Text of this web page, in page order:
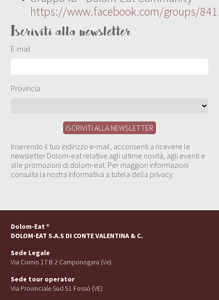
https://www.facebook.com/groups/
Iscriviti alla newsletter
E-mail
Provincia
Inserendo il tuo indirizzo e-mail, acconsenti a ricevere le
newsletter Dolom-eat relative agli ultime novità, agli eventi e
alle promozioni di dolom-eat. Per maggiori informazioni
consulta la nostra Informativa a tutela della privacy.
Dolom-Eat ®
DOLOM-EAT S.A.S DI CONTE VALENTINA & C.
Sede Legale
Via Cornio 17 B 2 Camponogara (Ve)
Sede tour operator
Via Provinciale Sud 51 Fossó (VE)